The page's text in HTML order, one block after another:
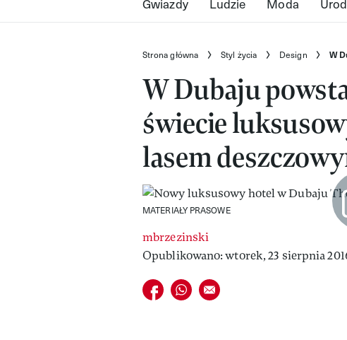
Strona główna Styl życia Design W
W Dubaju
świecie
lasem
MATERIAŁY PRASOWE
mbrzezinski
Opublikowano: wtorek, 23 sierpnia
Udostępnij na facebook
Udostępnij na whatsapp
E-mail do przyjaciela